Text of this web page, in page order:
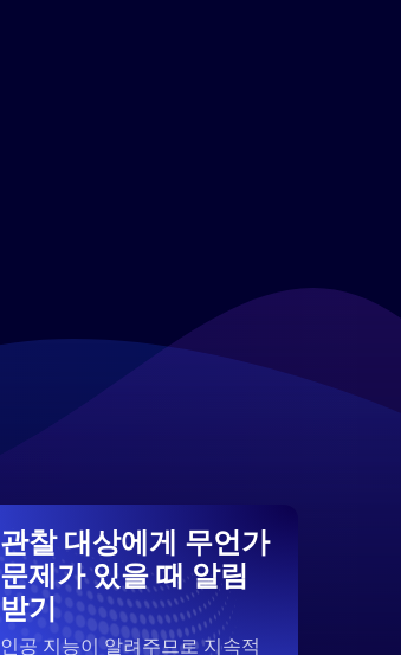
관찰 대상에게 무언가
문제가 있을 때 알림
받기
인공 지능이 알려주므로 지속적